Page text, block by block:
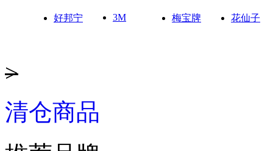
好邦宁 3M 梅宝牌 花仙子
>
清仓商品